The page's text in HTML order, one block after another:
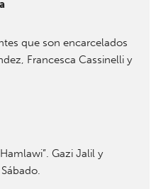
que son encarcelados
Francesca Cassinelli y
Gazi Jalil y